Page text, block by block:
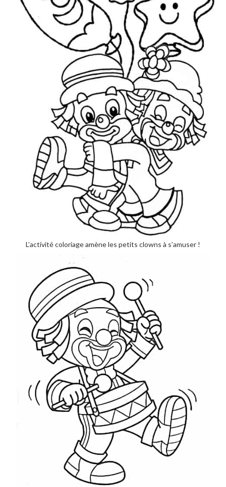
L’activité coloriage amène les petits clowns à s’amuser !